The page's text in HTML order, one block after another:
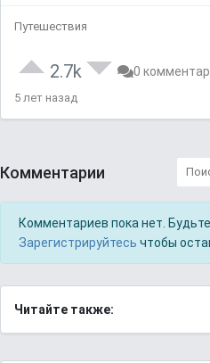
Путешествия
2.7k 0
5 лет назад
Комментарии
Комментариев пока нет.
Зарегистрируйтесь чтобы
Читайте также: